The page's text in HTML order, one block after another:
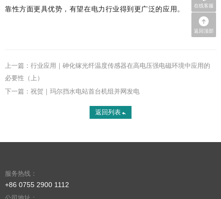
靠性方面更具优势，有望在电力行业得到更广泛的应用。
上一篇：行业应用｜砷化镓光纤温度传感器在高电压强电磁环境中应用的
必要性（上）
下一篇：祝贺｜玛尔挡水电站首台机组并网发电
返回列表
服务热线：
+86 0755 2900 1112
在线客服
返回顶部